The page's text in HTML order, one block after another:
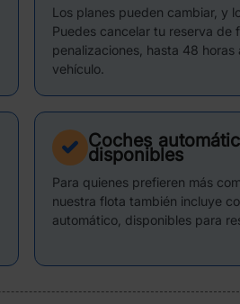
Los planes pueden cambiar, y
Puedes cancelar tu reserva de
penalizaciones, hasta 48 horas
vehículo.
Coches
disponibles
Para quienes prefieren más
nuestra flota también incluye
automático, disponibles para